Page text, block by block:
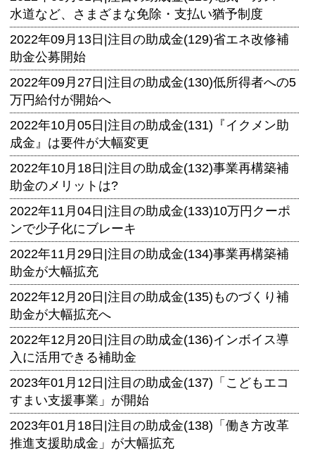
水道など、さまざまな免除・支払い猶予制度
2022年09月13日| 注目の助成金(129)省エネ改修補
助金公募開始
2022年09月27日| 注目の助成金(130)低所得者への5
万円給付が開始へ
2022年10月05日| 注目の助成金(131)『イクメン助
成金』は要件が大幅変更
2022年10月18日| 注目の助成金(132)事業再構築補
助金のメリットは?
2022年11月04日| 注目の助成金(133)10万円クーポ
ンで少子化にブレーキ
2022年11月29日| 注目の助成金(134)事業再構築補
助金が大幅拡充
2022年12月20日| 注目の助成金(135)ものづくり補
助金が大幅拡充へ
2022年12月20日| 注目の助成金(136)インボイス導
入に活用できる補助金
2023年01月12日| 注目の助成金(137)「こどもエコ
すまい支援事業」が開始
2023年01月18日| 注目の助成金(138)「働き方改革
推進支援助成金」が大幅拡充